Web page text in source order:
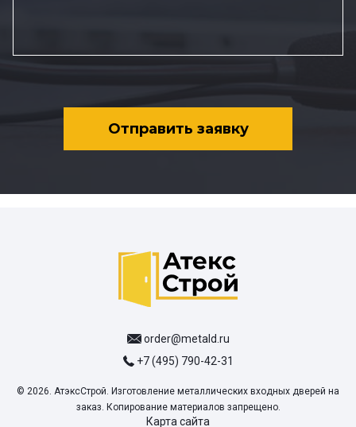
Отправить заявку
order@metald.ru
+7 (495) 790-42-31
© 2026. АтэксСтрой. Изготовление металлических входных дверей на
заказ. Копирование материалов запрещено.
Карта сайта